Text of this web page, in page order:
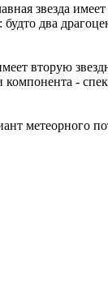
звезда
два
вторую
-
метеорного